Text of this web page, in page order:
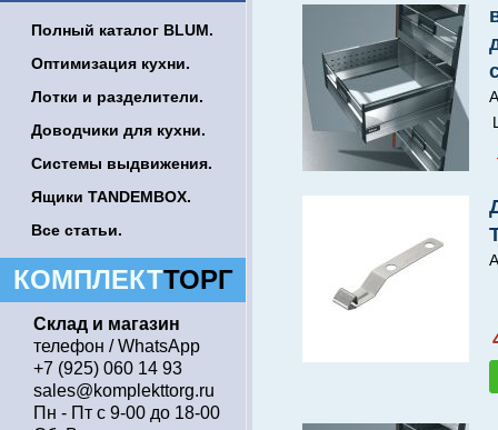
Полный каталог BLUM.
Оптимизация кухни.
Лотки и разделители.
Доводчики для кухни.
Системы выдвижения.
Ящики TANDEMBOX.
Все статьи.
КОМПЛЕКТТОРГ
Склад и магазин
телефон / WhatsApp
+7 (925) 060 14 93
sales@komplekttorg.ru
Пн - Пт с 9-00 до 18-00